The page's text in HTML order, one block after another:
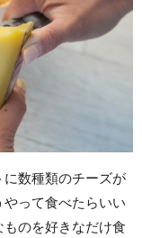
数種類のチーズが
って食べたらいい
のを好きなだけ食